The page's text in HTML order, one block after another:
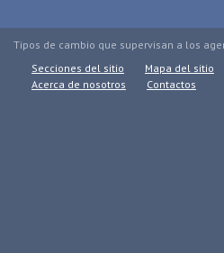
Tipos de cambio que supervisan a los
Secciones del sitio
Mapa del sitio
Acerca de nosotros
Contactos